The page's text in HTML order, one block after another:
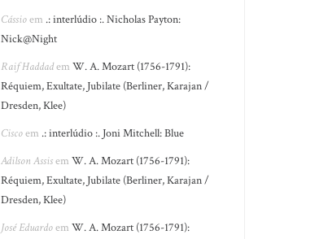
Cássioem .: interlúdio :. Nicholas Payton:
Nick@Night
Raif HaddademW. A. Mozart (1756-1791):
Réquiem, Exultate, Jubilate (Berliner, Karajan /
Dresden, Klee)
Ciscoem .: interlúdio :. Joni Mitchell: Blue
Adilson AssisemW. A. Mozart (1756-1791):
Réquiem, Exultate, Jubilate (Berliner, Karajan /
Dresden, Klee)
José EduardoemW. A. Mozart (1756-1791):